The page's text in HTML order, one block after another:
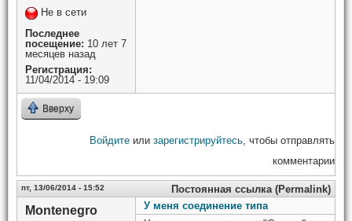
Не в сети
Последнее
посещение: 10 лет 7
месяцев назад
Регистрация:
11/04/2014 - 19:09
Вверху
Войдите или зарегистрируйтесь , чтобы отправлять
комментарии
пт, 13/06/2014 - 15:52 Постоянная ссылка (Permalink)
Montenegro
У меня соединение типа